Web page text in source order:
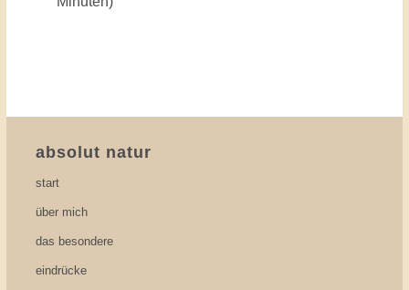
absolut natur
start
über mich
das besondere
eindrücke